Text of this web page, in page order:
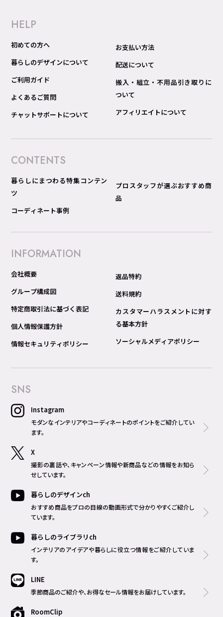
HELP
初めての方へ
暮らしのデザインについて
ご利用ガイド
よくあるご質問
チャットサポートについて
お支払い方法
配送について
搬入・組立・不用品引き取りに
ついて
アフィリエイトについて
CONTENTS
暮らしにまつわる特集コンテン
ツ
コーディネート事例
プロスタッフが選ぶおすすめ商
品
INFORMATION
会社概要
グループ構成図
特定商取引法に基づく表記
個人情報保護方針
情報セキュリティポリシー
返品特約
送料規約
カスタマーハラスメントに対す
る基本方針
ソーシャルメディアポリシー
SNS
Instagram
モダンなインテリアやコーディネートのポイントをご紹介してい
ます。
X
撮影の裏話や、キャンペーン情報や新商品などの情報をお知ら
せしています。
暮らしのデザインch
おすすめ商品をプロの目線の動画形式で分かりやすくご紹介し
ています。
暮らしのライブラリch
インテリアのアイデアや暮らしに役立つ情報をご紹介していま
す。
LINE
季節商品のご紹介や、お得なセール情報をお届けしています。
RoomClip